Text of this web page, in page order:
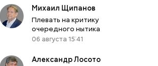
Михаил Щипанов
Плевать на критику
очередного нытика
06 августа 15:41
Александр Лосото